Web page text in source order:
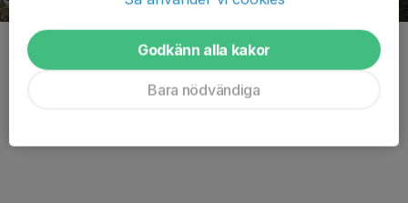
Väntan vid vindskyddet på nästa löpare.
Kommentarer
Godkänn alla kakor
Bara nödvändiga